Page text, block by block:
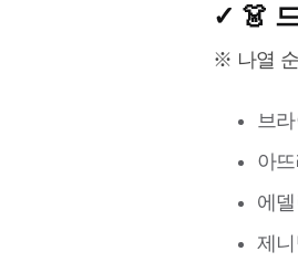
✓ 👗
※ 나열
브
아
에
제